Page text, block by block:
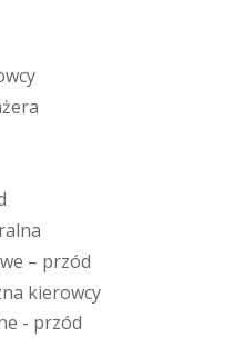
wcy
żera
ralna
we – przód
na kierowcy
e - przód